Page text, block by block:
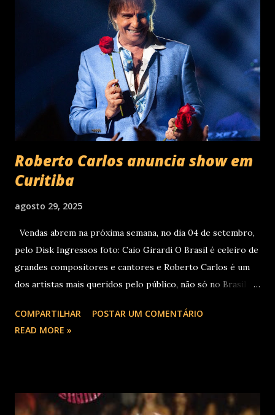
lançamento. Com uma estética mais madura, o álbum marca
um novo capítulo na carreira do artista e, agora, ganha os
palcos por meio da EVOM Tour, que fez sua estreia
recentemente em São Paulo. Com realização da 30e ,
Supernova Ent e Prime , a escala em Curitiba aco...
Roberto Carlos anuncia show em
Curitiba
agosto 29, 2025
Vendas abrem na próxima semana, no dia 04 de setembro,
pelo Disk Ingressos foto: Caio Girardi O Brasil é celeiro de
grandes compositores e cantores e Roberto Carlos é um
dos artistas mais queridos pelo público, não só no Brasil
lançados em seu país tem sua carreira pautada em
lançamentos simultâneos em português e espanhol desde a
feira), quando Roberto Carlos se apresentará em Curitiba
COMPARTILHAR
POSTAR UM COMENTÁRIO
READ MORE »